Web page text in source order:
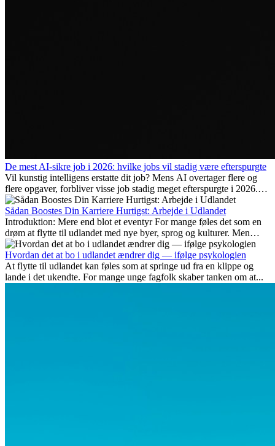
De mest AI-sikre job i 2026: hvilke jobs vil stadig være efterspurgte
Vil kunstig intelligens erstatte dit job? Mens AI overtager flere og
flere opgaver, forbliver visse job stadig meget efterspurgte i 2026.
Her gennemgår vi hvilke typer arbejde der anses som mest
fremtidssikre, hvilke kompetencer der vil være vigtige på lang sigt,
og hvorfor mange af disse jobs også giver attraktive
karrieremuligheder i udlandet.
Sådan Boostes Din Karriere Hurtigst: Arbejde i Udlandet
Introduktion: Mere end blot et eventyr For mange føles det som en
drøm at flytte til udlandet med nye byer, sprog og kulturer. Men
udover spændingen ved...
Hvordan det at bo i udlandet ændrer dig — ifølge psykologien
At flytte til udlandet kan føles som at springe ud fra en klippe og
lande i det ukendte. For mange unge fagfolk skaber tanken om at...